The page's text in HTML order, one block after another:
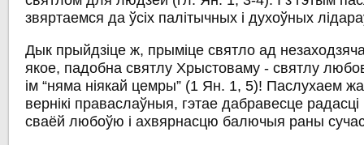
звяртаемся да ўсіх палітычных і духоўных
Дык прыйдзіце ж, прыміце святло ад
якое, падобна святлу Хрыстоваму - святлу
ім “няма ніякай цемры” (1 Ян. 1, 5)! Паслухаем
вернікі праваслаўныя, гэтае дабравесце радасці
сваёй любоўю і ахвярнасцю балючыя раны